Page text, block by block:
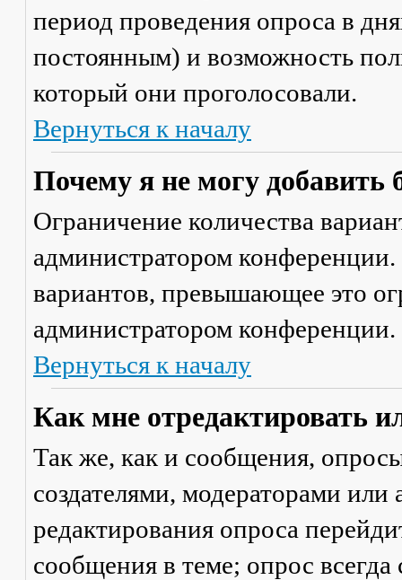
период проведения опроса в
постоянным) и возможность
который они проголосовали.
Вернуться к началу
Почему я не могу добавить
Ограничение количества
администратором
вариантов, превышающее это
администратором конференции.
Вернуться к началу
Как мне отредактировать
Так же, как и сообщения,
создателями, модераторами
редактирования опроса
сообщения в теме; опрос